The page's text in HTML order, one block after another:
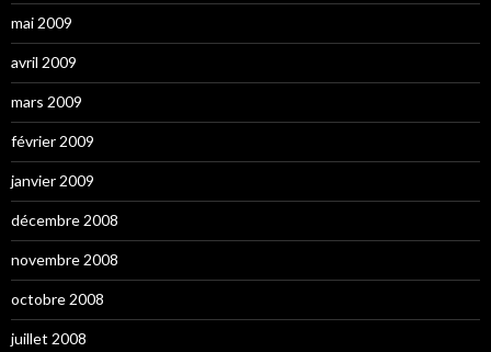
mai 2009
avril 2009
mars 2009
février 2009
janvier 2009
décembre 2008
novembre 2008
octobre 2008
juillet 2008